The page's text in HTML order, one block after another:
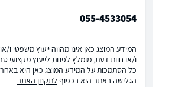
055-4533054
המידע המוצג כאן אינו מהווה ייעוץ משפטי
ו/או חוות דעת, מומלץ לפנות לייעוץ מקצועי
כל הסתמכות על המידע המוצג כאן היא
הגלישה באתר היא בכפוף לתקנון האתר